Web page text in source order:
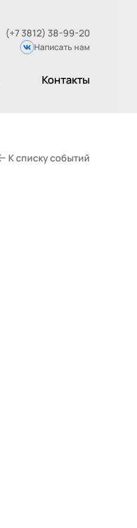
(+7 3812) 38-99-20
Вконтакте
Написать нам
Контакты
К списку событий